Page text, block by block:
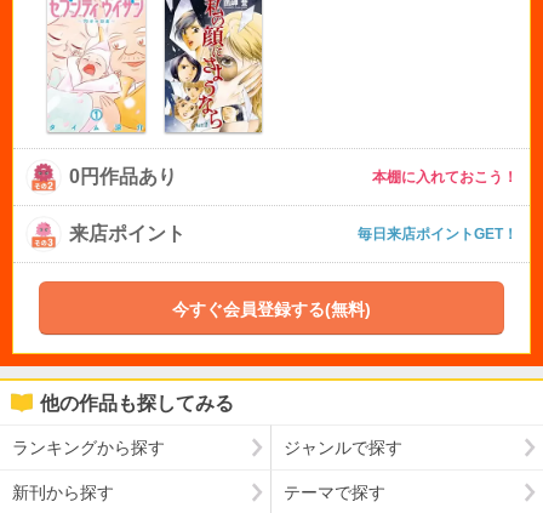
0円作品あり 本棚に入れておこう！
来店ポイント 毎日来店ポイントGET！
今すぐ会員登録する(無料)
他の作品も探してみる
ランキングから探す ジャンルで探す
新刊から探す テーマで探す